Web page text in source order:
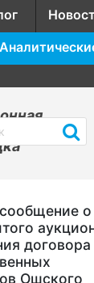
о
договора
Ошского